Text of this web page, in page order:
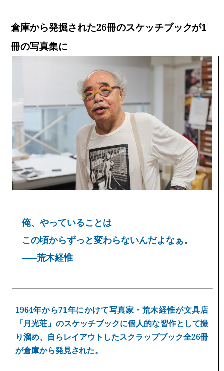
倉庫から発掘された26冊のスケッチブックが1
冊の写真集に
俺、やっていることは
この頃からずっと変わらないんだよなぁ。
——荒木経惟
1964年から71年にかけて写真家・荒木経惟が文具店
「月光荘」のスケッチブックに個人的な習作として撮
り溜め、自らレイアウトしたスクラップブック全26冊
が倉庫から発見された。